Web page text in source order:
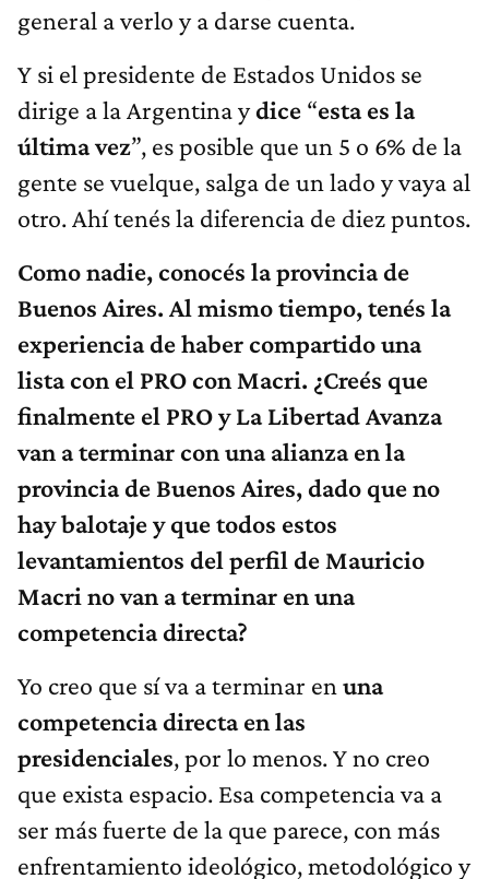
general a verlo y a darse cuenta.
Y si el presidente de Estados Unidos se
dirige a la Argentina ydice “esta es la
última vez”, es posible que un 5 o 6% de la
gente se vuelque, salga de un lado y vaya al
otro. Ahí tenés la diferencia de diez puntos.
Como nadie, conocés la provincia de
Buenos Aires. Al mismo tiempo, tenés la
experiencia de haber compartido una
lista con el PRO con Macri. ¿Creés que
finalmente el PRO y La Libertad Avanza
van a terminar con una alianza en la
provincia de Buenos Aires, dado que no
hay balotaje y que todos estos
levantamientos del perfil de Mauricio
Macri no van a terminar en una
competencia directa?
Yo creo que sí va a terminar en una
competencia directa en las
presidenciales, por lo menos. Y no creo
que exista espacio. Esa competencia va a
ser más fuerte de la que parece, con más
enfrentamiento ideológico, metodológico y